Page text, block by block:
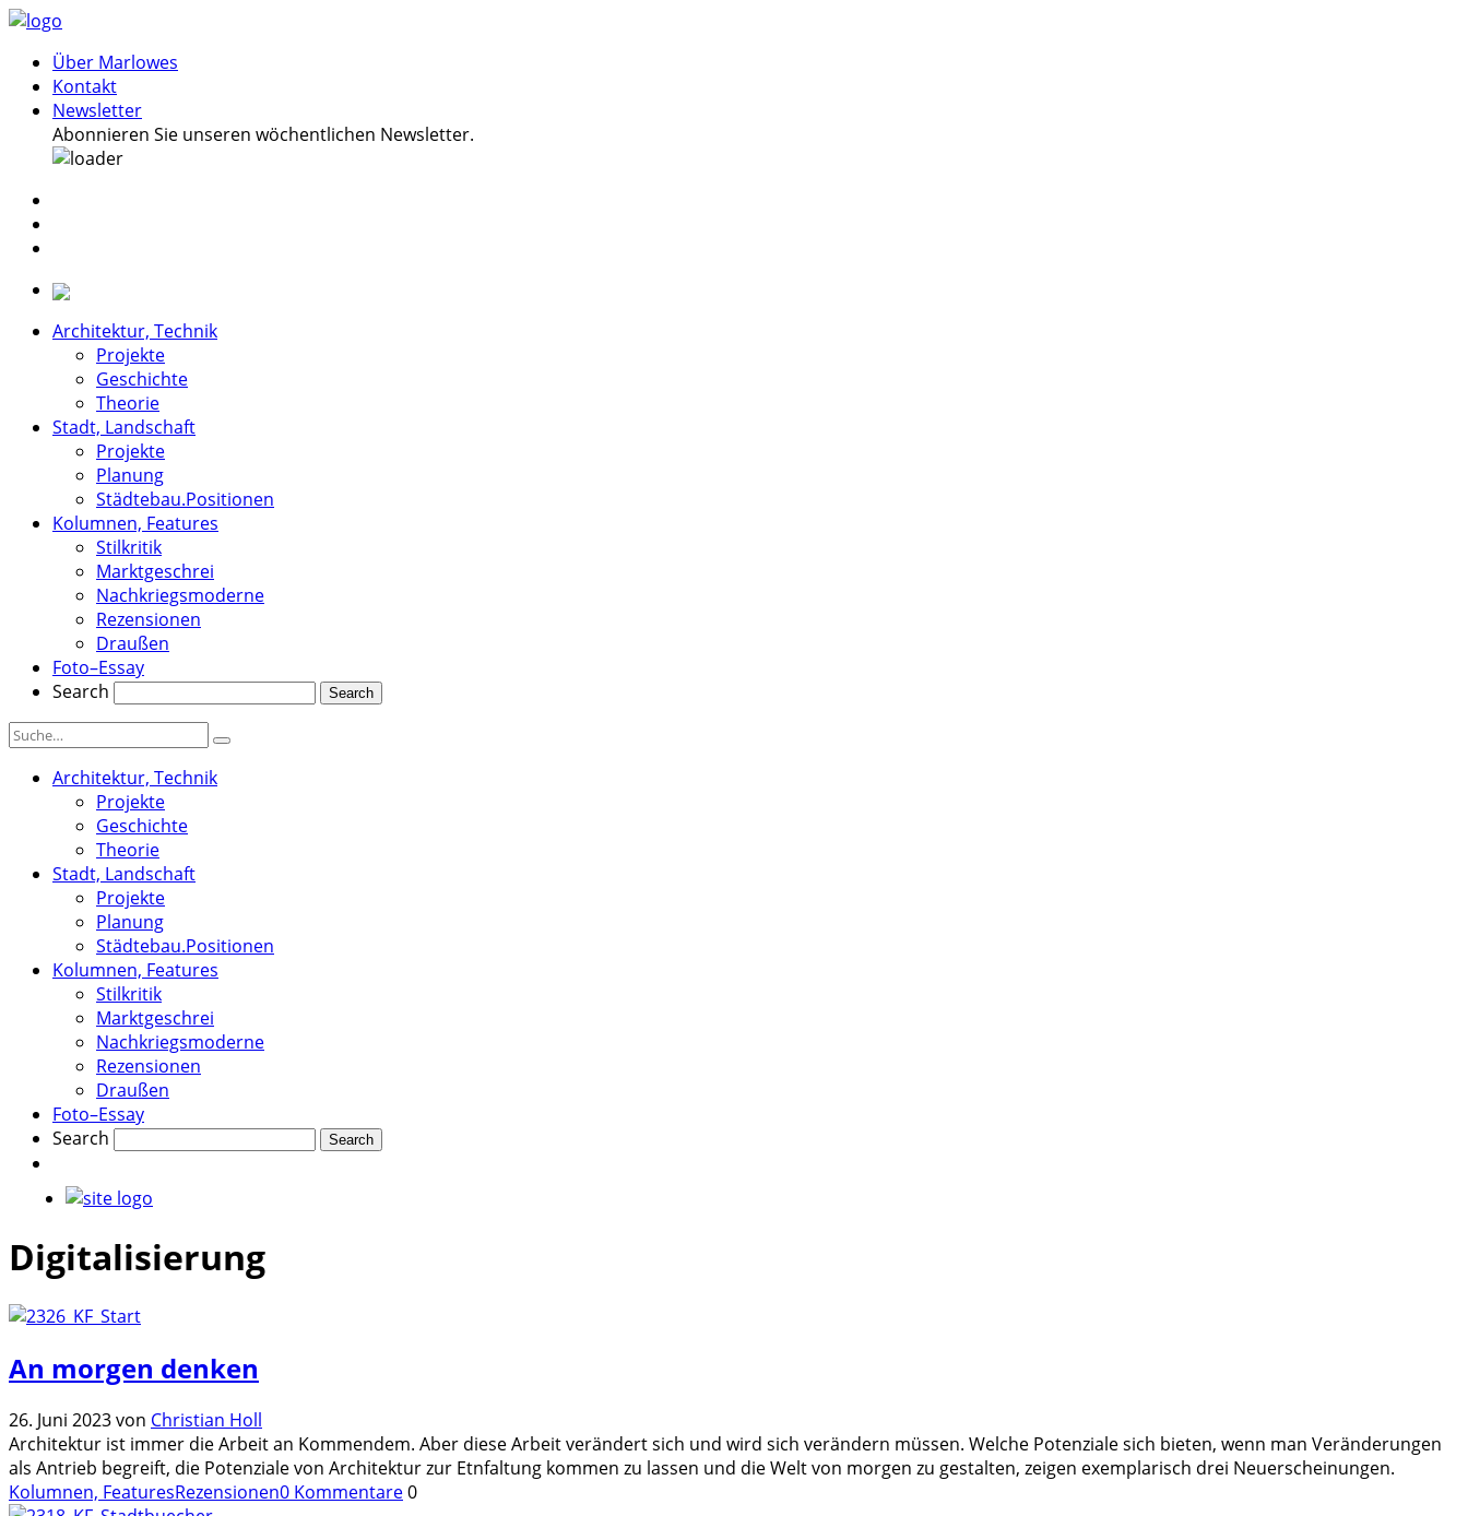
Über Marlowes
Kontakt
Newsletter
Abonnieren Sie unseren wöchentlichen Newsletter.
Architektur, Technik
Projekte
Geschichte
Theorie
Stadt, Landschaft
Projekte
Planung
Städtebau.Positionen
Kolumnen, Features
Stilkritik
Marktgeschrei
Nachkriegsmoderne
Rezensionen
Draußen
Foto–Essay
Search
Architektur, Technik
Projekte
Geschichte
Theorie
Stadt, Landschaft
Projekte
Planung
Städtebau.Positionen
Kolumnen, Features
Stilkritik
Marktgeschrei
Nachkriegsmoderne
Rezensionen
Draußen
Foto–Essay
Search
Digitalisierung
An morgen denken
26. Juni 2023von Christian Holl
Architektur ist immer die Arbeit an Kommendem. Aber diese Arbeit verändert sich und wird sich verändern müssen. Welche Potenziale sich bieten, wenn man Veränderungen
als Antrieb begreift, die Potenziale von Architektur zur Etnfaltung kommen zu lassen und die Welt von morgen zu gestalten, zeigen exemplarisch drei Neuerscheinungen.
Kolumnen, FeaturesRezensionen0 Kommentare0